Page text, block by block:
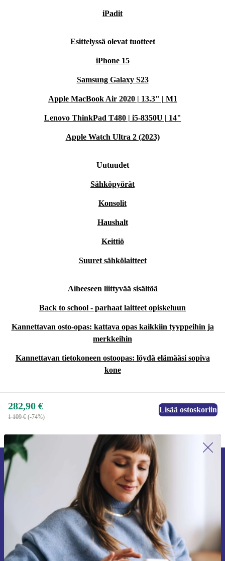
iPadit
Esittelyssä olevat tuotteet
iPhone 15
Samsung Galaxy S23
Apple MacBook Air 2020 | 13.3" | M1
Lenovo ThinkPad T480 | i5-8350U | 14"
Apple Watch Ultra 2 (2023)
Uutuudet
Sähköpyörät
Konsolit
Haushalt
Keittiö
Suuret sähkölaitteet
Aiheeseen liittyvää sisältöä
Back to school - parhaat laitteet opiskeluun
Kannettavan osto-opas: kattava opas kaikkiin tyyppeihin ja
merkkeihin
Kannettavan tietokoneen ostoopas: löydä elämääsi sopiva
kone
282,90 €
1 109 € (-74%)
Lisää ostoskoriin
Liity ensimmäistä kertaa uutiskirjeen
tilaajaksi ja säästä 15 €!
Älä missaa enää yhtäkään tarjousta.
Pyydä etukuponki